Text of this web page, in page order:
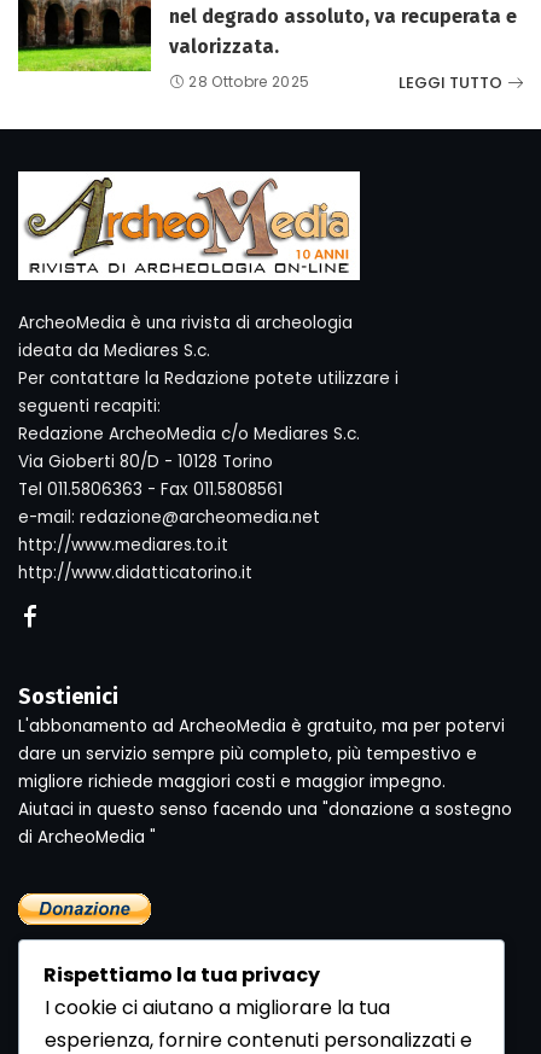
nel degrado assoluto, va recuperata e
valorizzata.
28 Ottobre 2025 LEGGI TUTTO
ArcheoMedia è una rivista di archeologia
ideata da Mediares S.c.
Per contattare la Redazione potete utilizzare i
seguenti recapiti:
Redazione ArcheoMedia c/o Mediares S.c.
Via Gioberti 80/D - 10128 Torino
Tel 011.5806363 - Fax 011.5808561
e-mail: redazione@archeomedia.net
http://www.mediares.to.it
http://www.didatticatorino.it
Sostienici
L'abbonamento ad ArcheoMedia è gratuito, ma per potervi
dare un servizio sempre più completo, più tempestivo e
migliore richiede maggiori costi e maggior impegno.
Aiutaci in questo senso facendo una "donazione a sostegno
di ArcheoMedia "
Rispettiamo la tua privacy
I cookie ci aiutano a migliorare la tua
esperienza, fornire contenuti personalizzati e